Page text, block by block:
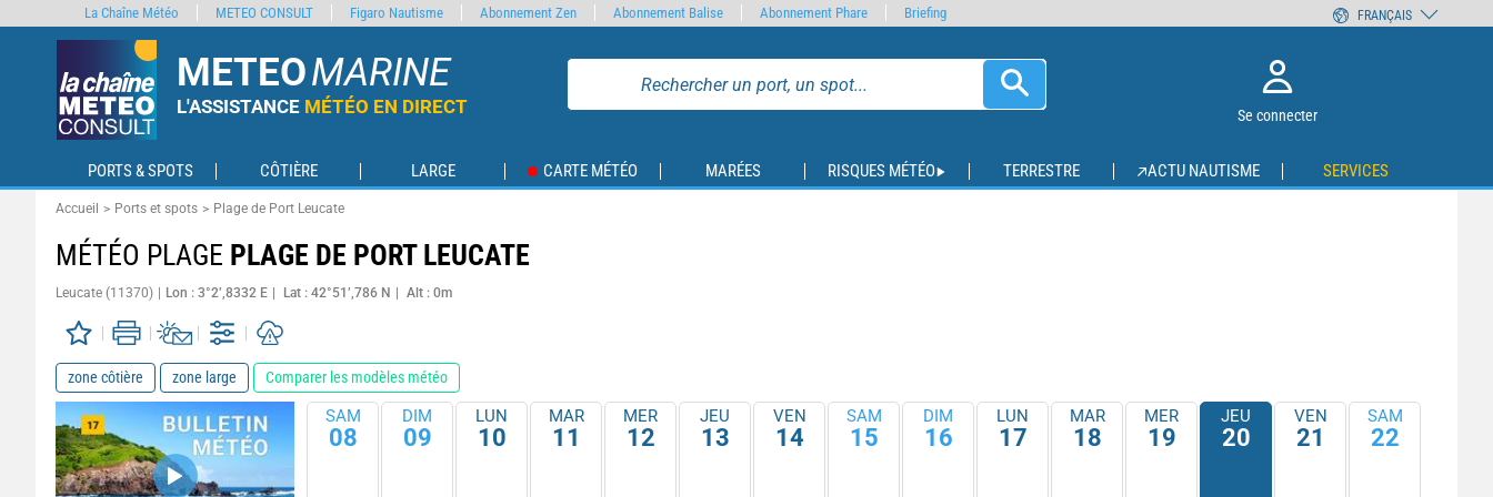
METEOMARINE
L'ASSISTANCE MÉTÉO EN DIRECT Se connecter
PORTS & SPOTS CÔTIÈRE LARGE CARTE MÉTÉO MARÉES RISQUES MÉTÉO TERRESTRE ACTU NAUTISME SERVICES
Accueil Ports et spots Plage de Port Leucate
MÉTÉO PLAGE PLAGE DE PORT LEUCATE
Leucate (11370) Lon : 3°2’,8332 E Lat : 42°51’,786 N Alt : 0m
zone côtière zone large Comparer les modèles météo
SAM
08
DIM
09
LUN
10
MAR
11
MER
12
JEU
13
VEN
14
SAM
15
DIM
16
LUN
17
MAR
18
MER
19
JEU
20
VEN
21
SAM
22
La Chaîne Météo METEO CONSULT Figaro Nautisme Abonnement Zen Abonnement Balise Abonnement Phare Briefing FRANÇAIS